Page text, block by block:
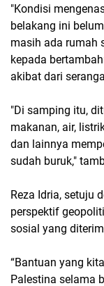
"Kondisi
belakang ini
masih ada rumah
kepada
akibat dari
"Di samping itu,
makanan, air,
dan lainnya
sudah buruk,"
Reza Idria, setuju
perspektif
sosial yang
“Bantuan yang
Palestina selama